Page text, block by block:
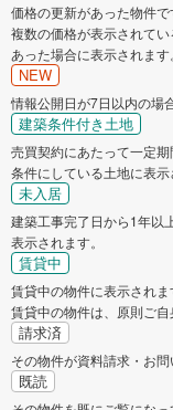
価格の更新があった物件で
複数の価格が表示されて
あった場合に表示されます。
NEW
情報公開日が7日以内の場
建築条件付き土地
売買契約にあたって一定
条件にしている土地に表示
未入居
建築工事完了日から1年以
表示されます。
賃貸中
賃貸中の物件に表示されま
賃貸中の物件は、原則ご自
請求済
その物件が資料請求・お問
既読